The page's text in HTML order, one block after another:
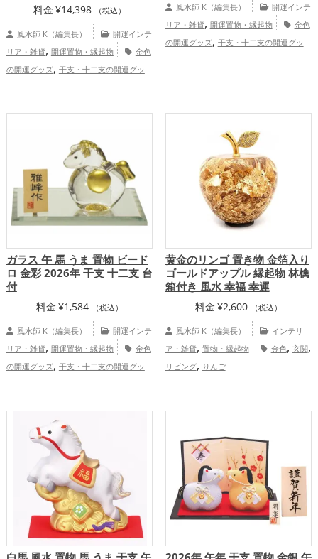
料金 ¥14,398 （税込）
風水師 K（編集長）
開運インテ
リア・雑貨, 開運置物・縁起物
金色
の開運グッズ, 干支・十二支の開運グッ
総合運・全体運アップ
風水師 K（編集長）
開運インテ
リア・雑貨, 開運置物・縁起物
金色
の開運グッズ, 干支・十二支の開運グッ
全体運アップ
ガラス 午 馬 うま 置物 ビード
ロ 金彩 2026年 干支 十二支 台
付
料金 ¥1,584 （税込）
風水師 K（編集長）
開運インテ
リア・雑貨, 開運置物・縁起物
金色
の開運グッズ, 干支・十二支の開運グッ
仕事運アップ
アップ
黄金のリンゴ 置き物 金箔入り
ゴールドアップル 縁起物 林檎
箱付き 風水 幸福 幸運
料金 ¥2,600 （税込）
風水師 K（編集長）
インテリ
ア・雑貨, 置物・縁起物 金色, 玄関,
リビング, りんご